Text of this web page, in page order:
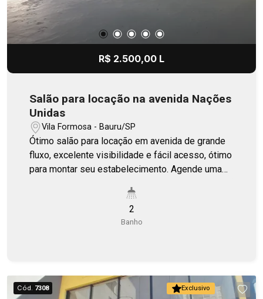
R$ 2.500,00 L
Salão para locação na avenida Nações
Unidas
Vila Formosa - Bauru/SP
Ótimo salão para locação em avenida de grande
fluxo, excelente visibilidade e fácil acesso, ótimo
para montar seu estabelecimento. Agende uma
2
Banho
Exclusivo
Cód. 7308